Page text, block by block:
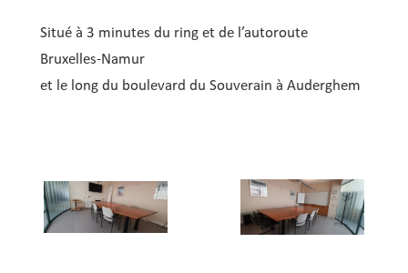
Situé à 3 minutes du ring et de l’autoroute
Bruxelles-Namur
et le long du boulevard du Souverain à Auderghem